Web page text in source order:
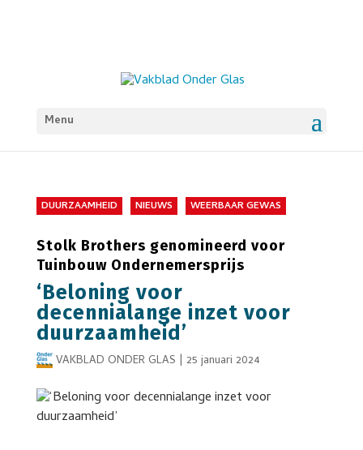
Menu
DUURZAAMHEID NIEUWS WEERBAAR GEWAS
Stolk Brothers genomineerd voor
Tuinbouw Ondernemersprijs
‘Beloning voor
decennialange inzet voor
duurzaamheid’
VAKBLAD ONDER GLAS | 25 januari 2024